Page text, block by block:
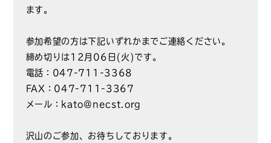
ます。
参加希望の方は下記いずれかまでご連絡ください。
締め切りは12月06日(火)です。
電話：047-711-3368
FAX：047-711-3367
メール：kato@necst.org
沢山のご参加、お待ちしております。